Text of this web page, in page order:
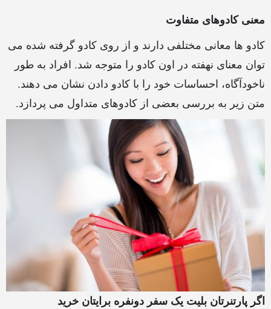
معنی کادوهای متفاوت
کادو ها معانی مختلفی دارند و از روی کادو گرفته شده می
توان معنای نهفته در اون کادو را متوجه شد. افراد به طور
ناخودآگاه، احساسات خود را با کادو دادن نشان می دهند.
متن زیر به بررسی بعضی از کادوهای متداول می پردازد.
اگر پارتنرتان بلیت یک سفر دونفره برایتان خرید